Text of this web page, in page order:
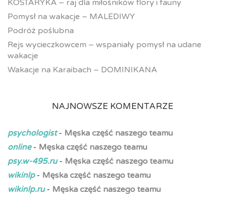
KOSTARYKA – raj dla miłośników flory i fauny
Pomysł na wakacje – MALEDIWY
Podróż poślubna
Rejs wycieczkowcem – wspaniały pomysł na udane
wakacje
Wakacje na Karaibach – DOMINIKANA
NAJNOWSZE KOMENTARZE
psychologist- Męska część naszego teamu
online- Męska część naszego teamu
psy.w-495.ru- Męska część naszego teamu
wikinlp- Męska część naszego teamu
wikinlp.ru- Męska część naszego teamu